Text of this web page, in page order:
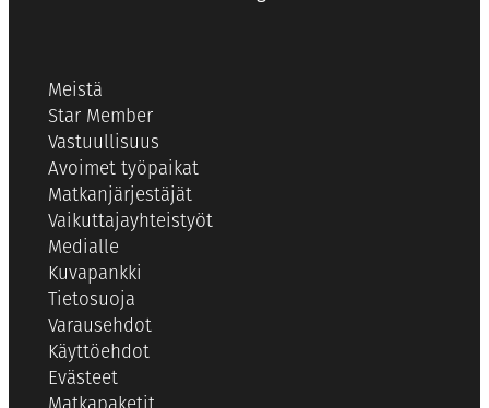
Meistä
Star Member
Vastuullisuus
Avoimet työpaikat
Matkanjärjestäjät
Vaikuttajayhteistyöt
Medialle
Kuvapankki
Tietosuoja
Varausehdot
Käyttöehdot
Evästeet